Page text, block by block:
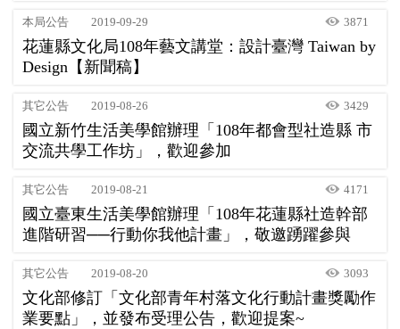
本局公告 2019-09-29 3871
花蓮縣文化局108年藝文講堂：設計臺灣 Taiwan by
Design【新聞稿】
其它公告 2019-08-26 3429
國立新竹生活美學館辦理「108年都會型社造縣 市
交流共學工作坊」，歡迎參加
其它公告 2019-08-21 4171
國立臺東生活美學館辦理「108年花蓮縣社造幹部
進階研習──行動你我他計畫」，敬邀踴躍參與
其它公告 2019-08-20 3093
文化部修訂「文化部青年村落文化行動計畫獎勵作
業要點」，並發布受理公告，歡迎提案~